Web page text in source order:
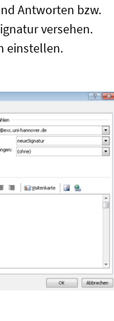
Antworten bzw.
versehen.
einstellen.